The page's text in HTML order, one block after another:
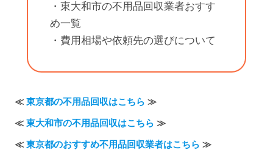
・東大和市の不用品回収業者おすす
め一覧
・費用相場や依頼先の選びについて
≪ 東京都の不用品回収はこちら ≫
≪ 東大和市の不用品回収はこちら ≫
≪ 東京都のおすすめ不用品回収業者はこちら ≫